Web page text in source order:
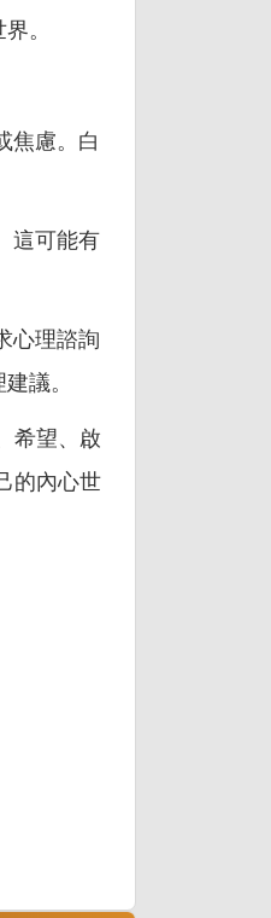
。
焦慮。白
這可能有
心理諮詢
議。
希望、啟
的內心世